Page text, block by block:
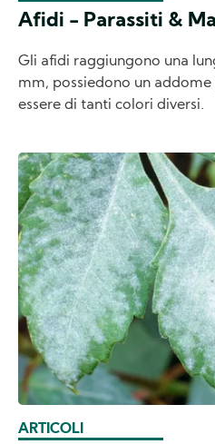
Afidi - Parassiti &
Gli afidi raggiungono una
mm, possiedono un
essere di tanti colori diversi.
ARTICOLI